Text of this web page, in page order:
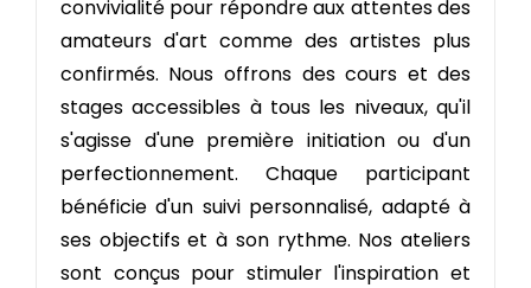
convivialité pour répondre aux attentes des
amateurs d'art comme des artistes plus
confirmés. Nous offrons des cours et des
stages accessibles à tous les niveaux, qu'il
s'agisse d'une première initiation ou d'un
perfectionnement. Chaque participant
bénéficie d'un suivi personnalisé, adapté à
ses objectifs et à son rythme. Nos ateliers
sont conçus pour stimuler l'inspiration et